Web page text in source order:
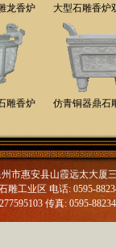
龙香炉 大型石雕香炉
雕香炉
仿青铜器鼎石
市惠安县山霞远太大厦
工业区 电话: 0595-
传真: 0595-